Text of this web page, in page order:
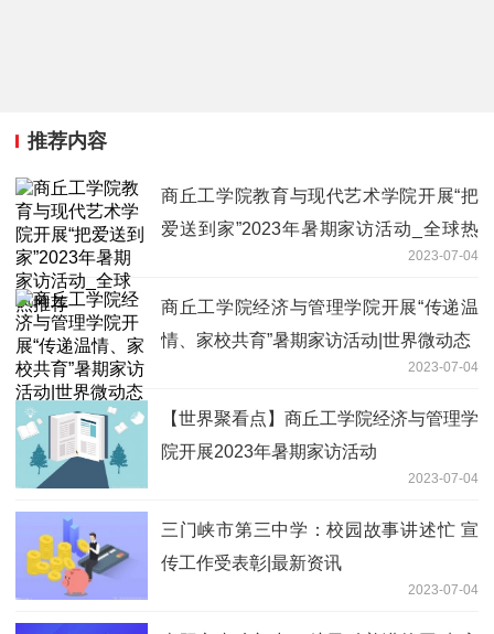
推荐内容
商丘工学院教育与现代艺术学院开展“把
爱送到家”2023年暑期家访活动_全球热
2023-07-04
商丘工学院经济与管理学院开展“传递温
情、家校共育”暑期家访活动|世界微动态
2023-07-04
【世界聚看点】商丘工学院经济与管理学
院开展2023年暑期家访活动
2023-07-04
三门峡市第三中学：校园故事讲述忙 宣
传工作受表彰|最新资讯
2023-07-04